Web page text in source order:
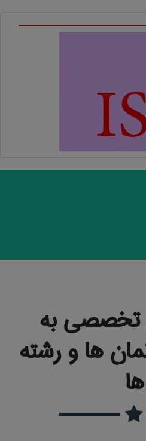
تخصصی به
ها و رشته
ها